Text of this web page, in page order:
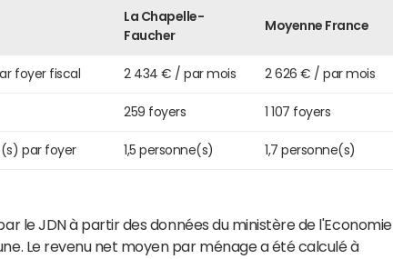
La Chapelle-
Faucher
Moyenne France
foyer fiscal 2 434 € / par mois 2 626 € / par mois
259 foyers 1 107 foyers
par foyer 1,5 personne(s) 1,7 personne(s)
le JDN à partir des données du ministère de l'Economie
Le revenu net moyen par ménage a été calculé à